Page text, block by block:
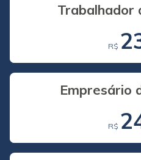
Trabalhador
R$
Empresário
R$